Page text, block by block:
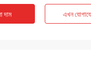
দাম এখন